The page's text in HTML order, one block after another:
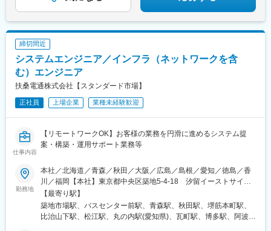
締切間近
システムエンジニア／インフラ（ネットワークを含
む）エンジニア
扶桑電通株式会社【スタンダード市場】
正社員 上場企業 業種未経験歓迎
仕事内容
【リモートワークOK】お客様の業務を円滑に進めるシステム提
案・構築・運用サポート業務等
勤務地
本社／北海道／青森／秋田／大阪／広島／島根／愛知／徳島／香
川／福岡【本社】東京都中央区築地5-4-18 汐留イーストサイド
ビル 【北海道支社】北海道札幌市中央区北一条東1-6-5 札幌イー
ストスクエア【青森営業所】青森県青森市長島2-13-1 AQUA青森
スクエアビル 【秋田営業所】秋田県秋田市中通2-4-19 商工中金・
【最寄り駅】
築地市場駅、バスセンター前駅、青森駅、秋田駅、堺筋本町駅、
比治山下駅、松江駅、丸の内駅(愛知県)、瓦町駅、博多駅、阿波富